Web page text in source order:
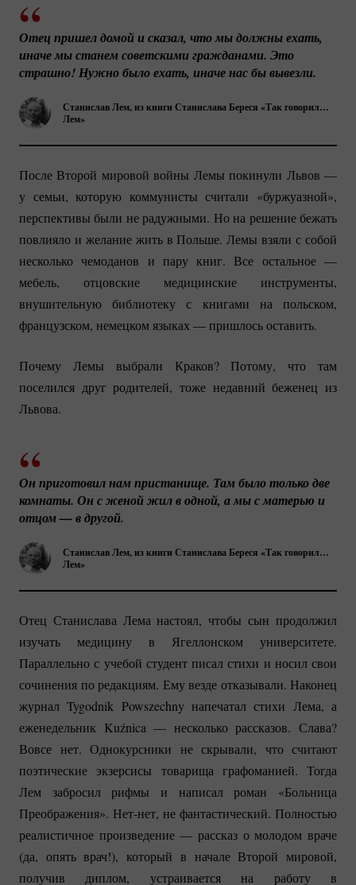
Станислав Лем, из книги Станислава Береся «Так говорил…
Лем»
Отец пришел домой и сказал, что мы должны ехать,
иначе мы станем советскими гражданами. Это
страшно! Нужно было ехать, иначе нас бы вывезли.
После Второй мировой войны Лемы покинули Львов —
у семьи, которую коммунисты считали «буржуазной»,
перспективы были не радужными. Но на решение бежать
повлияло и желание жить в Польше. Лемы взяли с собой
несколько чемоданов и пару книг. Все остальное —
мебель, отцовские медицинские инструменты,
внушительную библиотеку с книгами на польском,
французском, немецком языках — пришлось оставить.
Почему Лемы выбрали Краков? Потому, что там
поселился друг родителей, тоже недавний беженец из
Львова.
Станислав Лем, из книги Станислава Береся «Так говорил…
Лем»
Он приготовил нам пристанище. Там было только две
комнаты. Он с женой жил в одной, а мы с матерью и
отцом — в другой.
Отец Станислава Лема настоял, чтобы сын продолжил
изучать медицину в Ягеллонском университете.
Параллельно с учебой студент писал стихи и носил свои
сочинения по редакциям. Ему везде отказывали. Наконец
журнал Tygodnik Powszechny напечатал стихи Лема, а
еженедельник Kuźnica — несколько рассказов. Слава?
Вовсе нет. Однокурсники не скрывали, что считают
поэтические экзерсисы товарища графоманией. Тогда
Лем забросил рифмы и написал роман «Больница
Преображения». Нет-нет, не фантастический. Полностью
реалистичное произведение — рассказ о молодом враче
(да, опять врач!), который в начале Второй мировой,
получив диплом, устраивается на работу в